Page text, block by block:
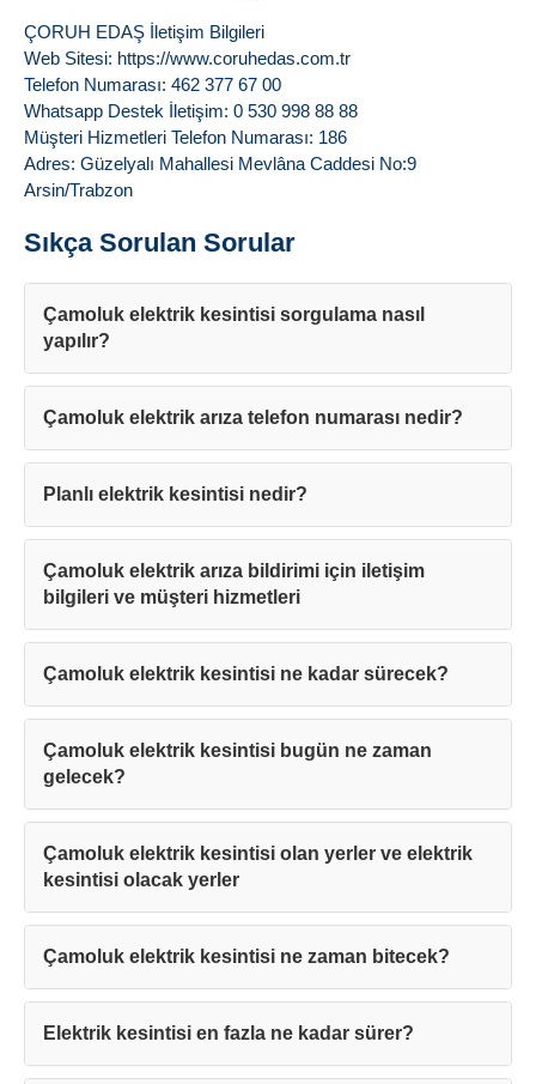
ÇORUH EDAŞ İletişim Bilgileri
Web Sitesi: https://www.coruhedas.com.tr
Telefon Numarası: 462 377 67 00
Whatsapp Destek İletişim: 0 530 998 88 88
Müşteri Hizmetleri Telefon Numarası: 186
Adres: Güzelyalı Mahallesi Mevlâna Caddesi No:9
Arsin/Trabzon
Sıkça Sorulan Sorular
Çamoluk elektrik kesintisi sorgulama nasıl
yapılır?
Çamoluk elektrik arıza telefon numarası nedir?
Planlı elektrik kesintisi nedir?
Çamoluk elektrik arıza bildirimi için iletişim
bilgileri ve müşteri hizmetleri
Çamoluk elektrik kesintisi ne kadar sürecek?
Çamoluk elektrik kesintisi bugün ne zaman
gelecek?
Çamoluk elektrik kesintisi olan yerler ve elektrik
kesintisi olacak yerler
Çamoluk elektrik kesintisi ne zaman bitecek?
Elektrik kesintisi en fazla ne kadar sürer?